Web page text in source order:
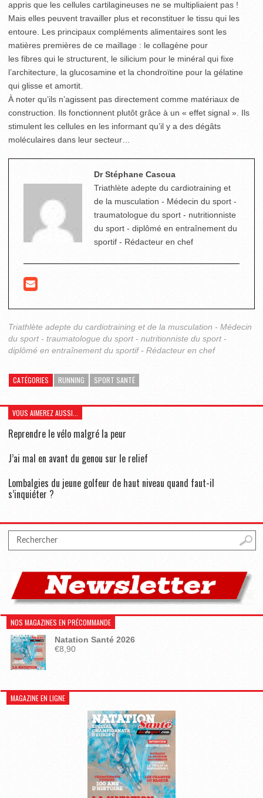
appris que les cellules cartilagineuses ne se multipliaient pas !
Mais elles peuvent travailler plus et reconstituer le tissu qui les
entoure. Les principaux compléments alimentaires sont les
matières premières de ce maillage : le collagène pour
les fibres qui le structurent, le silicium pour le minéral qui fixe
l’architecture, la glucosamine et la chondroïtine pour la gélatine
qui glisse et amortit.
À noter qu’ils n’agissent pas directement comme matériaux de
construction. Ils fonctionnent plutôt grâce à un « effet signal ». Ils
stimulent les cellules en les informant qu’il y a des dégâts
moléculaires dans leur secteur…
Dr Stéphane Cascua
Triathlète adepte du cardiotraining et
de la musculation - Médecin du sport -
traumatologue du sport - nutritionniste
du sport - diplômé en entraînement du
sportif - Rédacteur en chef
Triathlète adepte du cardiotraining et de la musculation - Médecin
du sport - traumatologue du sport - nutritionniste du sport -
diplômé en entraînement du sportif - Rédacteur en chef
CATÉGORIES RUNNING SPORT SANTÉ
VOUS AIMEREZ AUSSI...
Reprendre le vélo malgré la peur
J’ai mal en avant du genou sur le relief
Lombalgies du jeune golfeur de haut niveau quand faut-il
s’inquiéter ?
NOS MAGAZINES EN PRÉCOMMANDE
Natation Santé 2026
€8,90
MAGAZINE EN LIGNE